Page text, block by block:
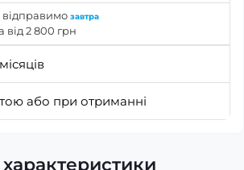
відправимо завтра
від 2 800 грн
або при отриманні